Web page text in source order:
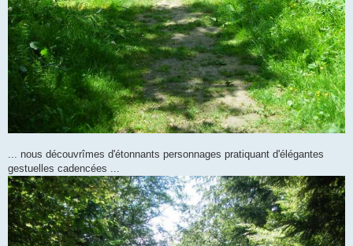
... nous découvrîmes d'étonnants personnages pratiquant d'élégantes
gestuelles cadencées ...